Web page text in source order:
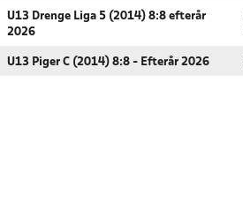
U13 Drenge Liga 5 (2014) 8:8 efterår
2026
U13 Piger C (2014) 8:8 - Efterår 2026